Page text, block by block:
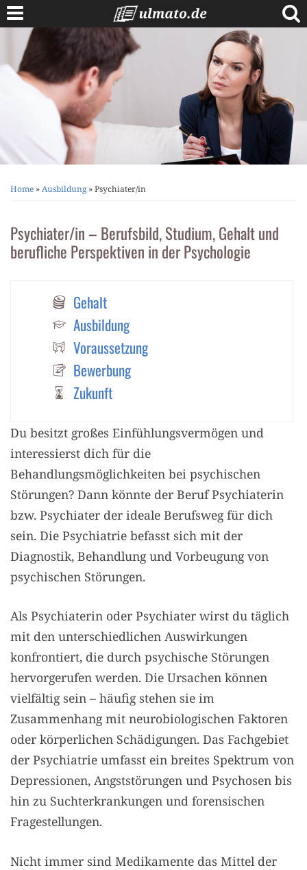
to
content
Berufe A bis Z
Anschreiben
Lebenslauf
Bewerbungstipps
Vorstellungsgespräch
Home »Ausbildung»Psychiater/in
Psychiater/in – Berufsbild, Studium, Gehalt und
berufliche Perspektiven in der Psychologie
Gehalt
Ausbildung
Voraussetzung
Bewerbung
Zukunft
Du besitzt großes Einfühlungsvermögen und
interessierst dich für die
Behandlungsmöglichkeiten bei psychischen
Störungen? Dann könnte der Beruf Psychiaterin
bzw. Psychiater der ideale Berufsweg für dich
sein. Die Psychiatrie befasst sich mit der
Diagnostik, Behandlung und Vorbeugung von
psychischen Störungen.
Als Psychiaterin oder Psychiater wirst du täglich
mit den unterschiedlichen Auswirkungen
konfrontiert, die durch psychische Störungen
hervorgerufen werden. Die Ursachen können
vielfältig sein – häufig stehen sie im
Zusammenhang mit neurobiologischen Faktoren
oder körperlichen Schädigungen. Das Fachgebiet
der Psychiatrie umfasst ein breites Spektrum von
Depressionen, Angststörungen und Psychosen bis
hin zu Suchterkrankungen und forensischen
Fragestellungen.
Nicht immer sind Medikamente das Mittel der